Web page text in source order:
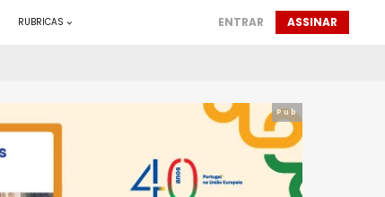
RUBRICAS ENTRAR ASSINAR
Pub